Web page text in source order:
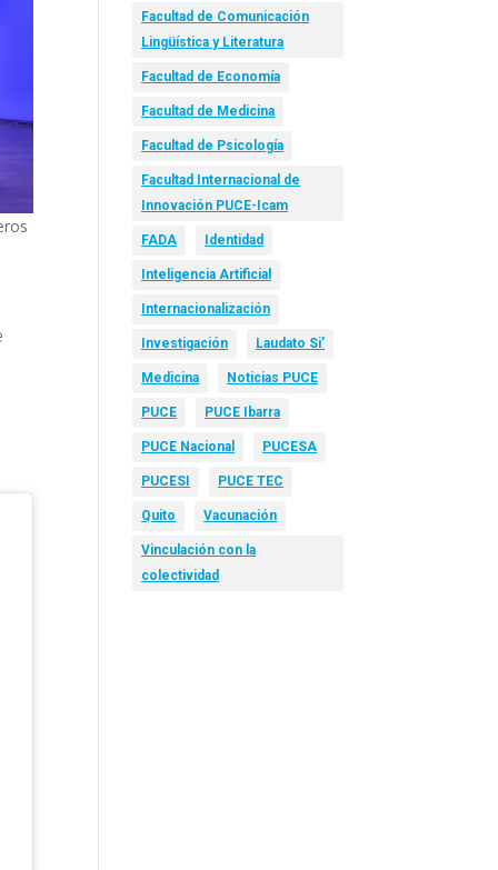
Facultad de Comunicación
Lingüística y Literatura
Facultad de Economía
Facultad de Medicina
Facultad de Psicología
Facultad Internacional de
Innovación PUCE-Icam
FADA Identidad
Inteligencia Artificial
Internacionalización
Investigación Laudato Si’
Medicina Noticias PUCE
PUCE PUCE Ibarra
PUCE Nacional PUCESA
PUCESI PUCE TEC
Quito Vacunación
Vinculación con la
colectividad